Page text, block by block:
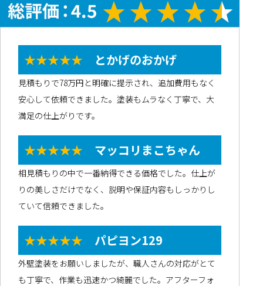
★★★★★ とかげのおかげ
見積もりで78万円と明確に提示され、追加費用もなく
安心して依頼できました。塗装もムラなく丁寧で、大
満足の仕上がりです。
★★★★★ マッコリまこちゃん
相見積もりの中で一番納得できる価格でした。仕上が
りの美しさだけでなく、説明や保証内容もしっかりし
ていて信頼できました。
★★★★★ パピヨン129
外壁塗装をお願いしましたが、職人さんの対応がとて
も丁寧で、作業も迅速かつ綺麗でした。アフターフォ